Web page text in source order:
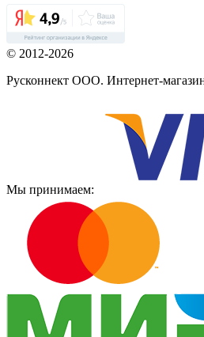
© 2012-2026
Русконнект ООО. Интернет-
Мы принимаем: